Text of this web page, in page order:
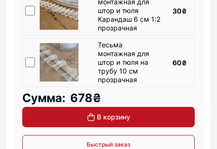
монтажная для
штор и тюля
Карандаш 6 см 1:2
прозрачная
30₴
Тесьма
монтажная для
штор и тюля на
трубу 10 см
прозрачная
60₴
Сумма: 678₴
В корзину
Быстрый заказ